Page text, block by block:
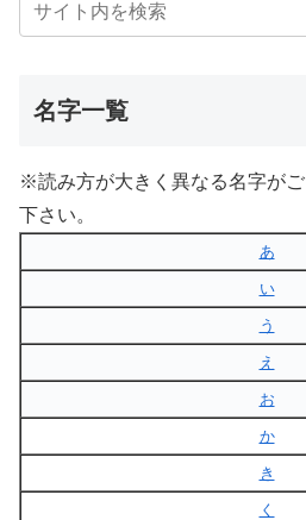
名字一覧
※読み方が大きく異なる名字が
下さい。
あ
い
う
え
お
か
き
く